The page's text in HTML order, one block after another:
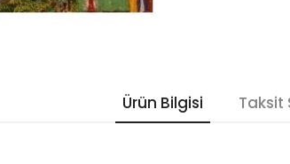
Ürün Bilgisi Taksit